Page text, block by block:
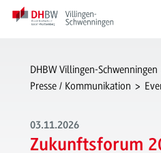
DHBW Villingen-Schwenningen
Presse / Kommunikation
03.11.2026
Zukunftsforum